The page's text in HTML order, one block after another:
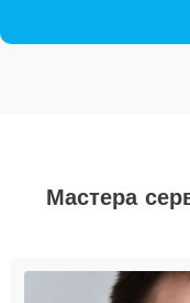
Мастера